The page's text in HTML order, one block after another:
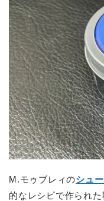
M.モゥブレィのシュ
的なレシピで作られた